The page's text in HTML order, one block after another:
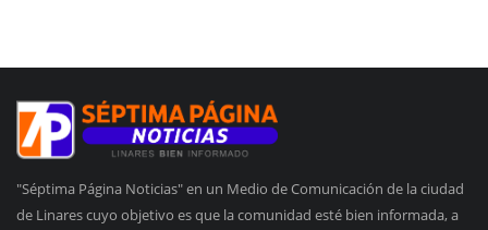
"Séptima Página Noticias" en un Medio de Comunicación de la ciudad
de Linares cuyo objetivo es que la comunidad esté bien informada, a